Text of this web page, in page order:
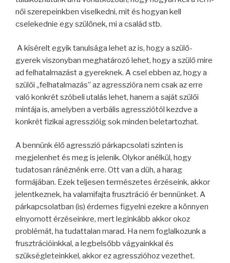
női szerepeinkben viselkedni, mit és hogyan kell
cselekednie egy szülőnek, mi a család stb.
A kísérelt egyik tanulsága lehet az is, hogy a szülő-
gyerek viszonyban meghatározó lehet, hogy a szülő mire
ad felhatalmazást a gyereknek. A csel ebben az, hogy a
szülői „felhatalmazás” az agresszióra nem csak az erre
való konkrét szóbeli utalás lehet, hanem a saját szülői
mintája is, amelyben a verbális agressziótól kezdve a
konkrét fizikai agresszióig sok minden beletartozhat.
A bennünk élő agresszió párkapcsolati szinten is
megjelenhet és meg is jelenik. Olykor anélkül, hogy
tudatosan ránéznénk erre. Ott van a düh, a harag
formájában. Ezek teljesen természetes érzéseink, akkor
jelentkeznek, ha valamifajta frusztráció ér bennünket. A
párkapcsolatban (is) érdemes figyelni ezekre a könnyen
elnyomott érzéseinkre, mert leginkább akkor okoz
problémát, ha tudattalan marad. Ha nem foglalkozunk a
frusztrációinkkal, a legbelsőbb vágyainkkal és
szükségleteinkkel, akkor ez agresszióhoz vezethet.